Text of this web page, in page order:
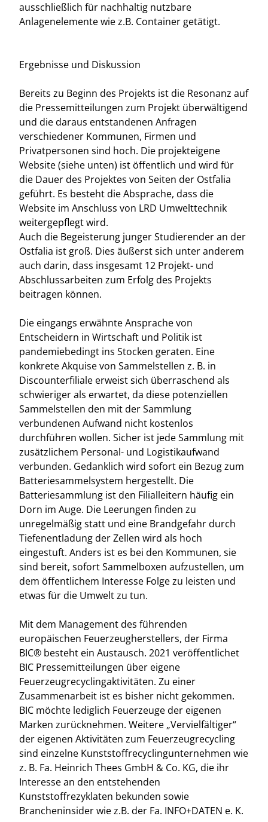
ausschließlich für nachhaltig nutzbare
Anlagenelemente wie z.B. Container getätigt.
Ergebnisse und Diskussion
Bereits zu Beginn des Projekts ist die Resonanz auf
die Pressemitteilungen zum Projekt überwältigend
und die daraus entstandenen Anfragen
verschiedener Kommunen, Firmen und
Privatpersonen sind hoch. Die projekteigene
Website (siehe unten) ist öffentlich und wird für
die Dauer des Projektes von Seiten der Ostfalia
geführt. Es besteht die Absprache, dass die
Website im Anschluss von LRD Umwelttechnik
weitergepflegt wird.
Auch die Begeisterung junger Studierender an der
Ostfalia ist groß. Dies äußerst sich unter anderem
auch darin, dass insgesamt 12 Projekt- und
Abschlussarbeiten zum Erfolg des Projekts
beitragen können.
Die eingangs erwähnte Ansprache von
Entscheidern in Wirtschaft und Politik ist
pandemiebedingt ins Stocken geraten. Eine
konkrete Akquise von Sammelstellen z. B. in
Discounterfiliale erweist sich überraschend als
schwieriger als erwartet, da diese potenziellen
Sammelstellen den mit der Sammlung
verbundenen Aufwand nicht kostenlos
durchführen wollen. Sicher ist jede Sammlung mit
zusätzlichem Personal- und Logistikaufwand
verbunden. Gedanklich wird sofort ein Bezug zum
Batteriesammelsystem hergestellt. Die
Batteriesammlung ist den Filialleitern häufig ein
Dorn im Auge. Die Leerungen finden zu
unregelmäßig statt und eine Brandgefahr durch
Tiefenentladung der Zellen wird als hoch
eingestuft. Anders ist es bei den Kommunen, sie
sind bereit, sofort Sammelboxen aufzustellen, um
dem öffentlichem Interesse Folge zu leisten und
etwas für die Umwelt zu tun.
Mit dem Management des führenden
europäischen Feuerzeugherstellers, der Firma
BIC® besteht ein Austausch. 2021 veröffentlichet
BIC Pressemitteilungen über eigene
Feuerzeugrecyclingaktivitäten. Zu einer
Zusammenarbeit ist es bisher nicht gekommen.
BIC möchte lediglich Feuerzeuge der eigenen
Marken zurücknehmen. Weitere „Vervielfältiger“
der eigenen Aktivitäten zum Feuerzeugrecycling
sind einzelne Kunststoffrecyclingunternehmen wie
z. B. Fa. Heinrich Thees GmbH & Co. KG, die ihr
Interesse an den entstehenden
Kunststoffrezyklaten bekunden sowie
Brancheninsider wie z.B. der Fa. INFO+DATEN e. K.